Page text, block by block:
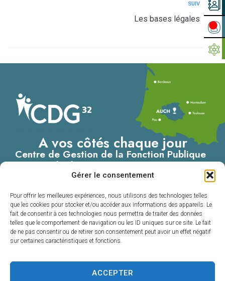
Gérer le consentement
Pour offrir les meilleures expériences, nous utilisons des technologies telles
que les cookies pour stocker et/ou accéder aux informations des appareils. Le
fait de consentir à ces technologies nous permettra de traiter des données
telles que le comportement de navigation ou les ID uniques sur ce site. Le fait
de ne pas consentir ou de retirer son consentement peut avoir un effet négatif
sur certaines caractéristiques et fonctions.
ACCEPTER
SUIV
Les bases légales
A vos côtés chaque jour
Centre de Gestion de la Fonction Publique
Territoriale du Gers
4, Place du Maréchal Lannes
– B.P. 80002
32001 AUCH CEDEX
05 62 60 15 00
Nous contacter